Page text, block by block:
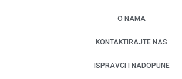
O NAMA
KONTAKTIRAJTE NAS
ISPRAVCI I NADOPUNE